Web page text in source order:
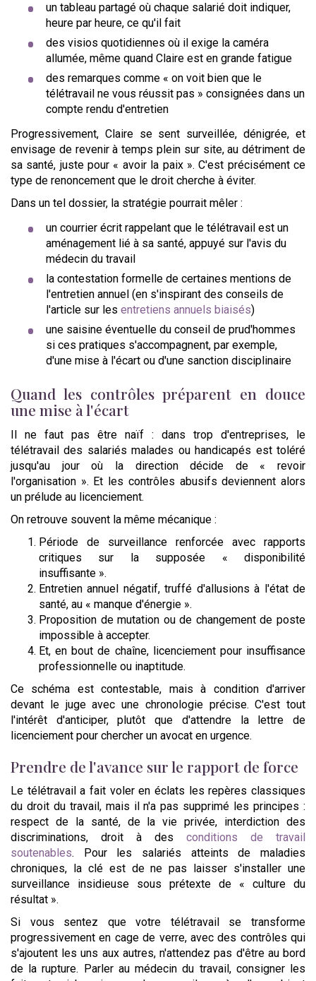
un tableau partagé où chaque salarié doit indiquer,
heure par heure, ce qu'il fait
des visios quotidiennes où il exige la caméra
allumée, même quand Claire est en grande fatigue
des remarques comme « on voit bien que le
télétravail ne vous réussit pas » consignées dans un
compte rendu d'entretien
Progressivement, Claire se sent surveillée, dénigrée, et
envisage de revenir à temps plein sur site, au détriment de
sa santé, juste pour « avoir la paix ». C'est précisément ce
type de renoncement que le droit cherche à éviter.
Dans un tel dossier, la stratégie pourrait mêler :
un courrier écrit rappelant que le télétravail est un
aménagement lié à sa santé, appuyé sur l'avis du
médecin du travail
la contestation formelle de certaines mentions de
l'entretien annuel (en s'inspirant des conseils de
l'article sur les entretiens annuels biaisés)
une saisine éventuelle du conseil de prud'hommes
si ces pratiques s'accompagnent, par exemple,
d'une mise à l'écart ou d'une sanction disciplinaire
Quand les contrôles préparent en douce
une mise à l'écart
Il ne faut pas être naïf : dans trop d'entreprises, le
télétravail des salariés malades ou handicapés est toléré
jusqu'au jour où la direction décide de « revoir
l'organisation ». Et les contrôles abusifs deviennent alors
un prélude au licenciement.
On retrouve souvent la même mécanique :
Période de surveillance renforcée avec rapports
critiques sur la supposée « disponibilité
insuffisante ».
Entretien annuel négatif, truffé d'allusions à l'état de
santé, au « manque d'énergie ».
Proposition de mutation ou de changement de poste
impossible à accepter.
Et, en bout de chaîne, licenciement pour insuffisance
professionnelle ou inaptitude.
Ce schéma est contestable, mais à condition d'arriver
devant le juge avec une chronologie précise. C'est tout
l'intérêt d'anticiper, plutôt que d'attendre la lettre de
licenciement pour chercher un avocat en urgence.
Prendre de l'avance sur le rapport de force
Le télétravail a fait voler en éclats les repères classiques
du droit du travail, mais il n'a pas supprimé les principes :
respect de la santé, de la vie privée, interdiction des
discriminations, droit à des conditions de travail
soutenables. Pour les salariés atteints de maladies
chroniques, la clé est de ne pas laisser s'installer une
surveillance insidieuse sous prétexte de « culture du
résultat ».
Si vous sentez que votre télétravail se transforme
progressivement en cage de verre, avec des contrôles qui
s'ajoutent les uns aux autres, n'attendez pas d'être au bord
de la rupture. Parler au médecin du travail, consigner les